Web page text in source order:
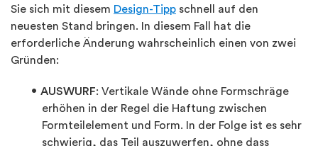
Sie sich mit diesem Design-Tipp schnell auf den
neuesten Stand bringen. In diesem Fall hat die
erforderliche Änderung wahrscheinlich einen von zwei
Gründen:
AUSWURF: Vertikale Wände ohne Formschräge
erhöhen in der Regel die Haftung zwischen
Formteilelement und Form. In der Folge ist es sehr
schwierig, das Teil auszuwerfen, ohne dass